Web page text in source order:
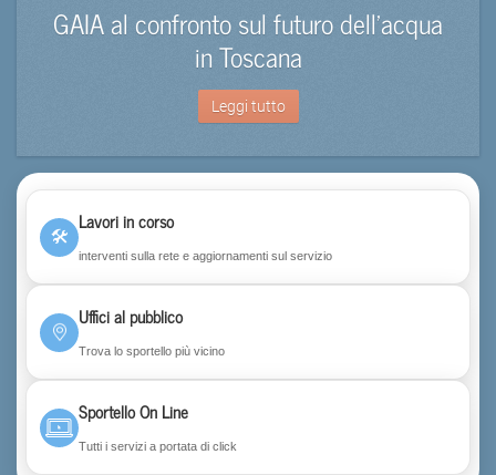
GAIA al confronto sul futuro dell’acqua
in Toscana
Leggi tutto
🛠
Lavori in corso
interventi sulla rete e aggiornamenti sul servizio
Uffici al pubblico
Trova lo sportello più vicino
Sportello On Line
Tutti i servizi a portata di click
Visualizza informativa completa.